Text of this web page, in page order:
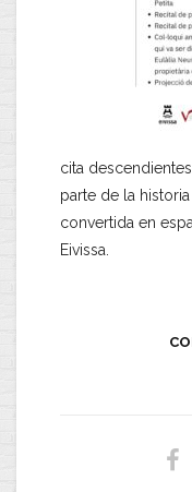
cita
parte de la
convertida en
Eivissa.